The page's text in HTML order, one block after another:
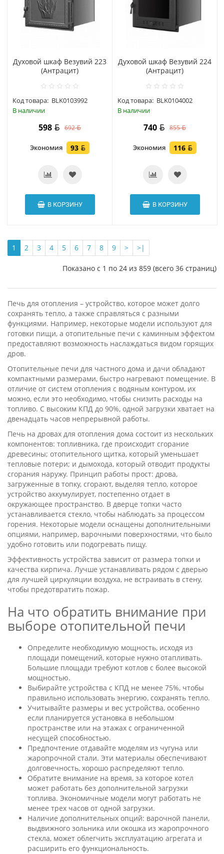
Духовой шкаф Везувий 223
(Антрацит)
Код товара: BLK0103992
В наличии
598 692
Экономия 93
В КОРЗИНУ
Духовой шкаф Везувий 224
(Антрацит)
Код товара: BLK0104002
В наличии
740 855
Экономия 116
В КОРЗИНУ
1 2 3 4 5 6 7 8 9 > >|
Показано с 1 по 24 из 859 (всего 36 страниц)
Печь для отопления – устройство, которое может долго
сохранять тепло, а также справляться с разными
функциями. Например, некоторые модели используют для
готовки пищи, а отопительные печи с каминным эффектом
предоставляют возможность наслаждаться видом горящих
дров.
Отопительные печи для частного дома и дачи обладают
компактными размерами, быстро нагревают помещение. В
отличие от систем отопления с водяным контуром, их
можно, если это необходимо, чтобы снизить расходы на
топливо. С высоким КПД до 90%, одной загрузки хватает на
двенадцать часов непрерывной работы.
Печь на дровах для отопления дома состоит из нескольких
компонентов: топливника, где происходит сгорание
древесины; отопительного щитка, который уменьшает
тепловые потери; и дымохода, который отводит продукты
сгорания наружу. Принцип работы прост: дрова,
загруженные в топку, сгорают, выделяя тепло, которое
устройство аккумулирует, постепенно отдает в
окружающее пространство. В дверце топки часто
устанавливается стекло, чтобы наблюдать за процессом
горения. Некоторые модели оснащены дополнительными
опциями, например, варочными поверхностями, что было
удобно готовить или подогревать пищу.
Эффективность устройства зависит от размера топки и
качества кирпича. Лучше устанавливать рядом с дверью
для лучшей циркуляции воздуха, не встраивать в стену,
чтобы предотвратить пожар.
На что обратить внимание при
выборе отопительной печи
Определите необходимую мощность, исходя из
площади помещений, которые нужно отапливать.
Большие площади требуют котлов с более высокой
мощностью.
Выбирайте устройства с КПД не менее 75%, чтобы
правильно использовать энергию, сохранять тепло.
Учитывайте размеры и вес устройства, особенно
если планируется установка в небольшом
пространстве или на этажах с ограниченной
несущей способностью.
Предпочтение отдавайте моделям из чугуна или
жаропрочной стали. Эти материалы обеспечивают
долговечность, хорошо распределяют тепло.
Обратите внимание на время, за которое котел
может работать без дополнительной загрузки
топлива. Экономичные модели могут работать не
менее трех часов от одной загрузки.
Наличие дополнительных опций: варочной панели,
выдвижного зольника или окошка из жаропрочного
стекла, может облегчить эксплуатацию агрегата и
расширить его функциональность.